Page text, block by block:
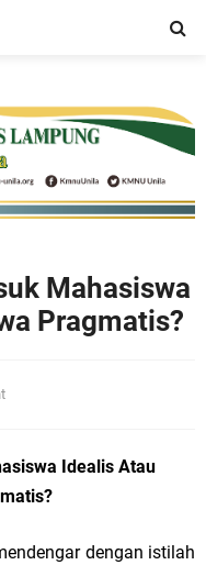
Mahasiswa
Pragmatis?
Idealis Atau
dengan istilah